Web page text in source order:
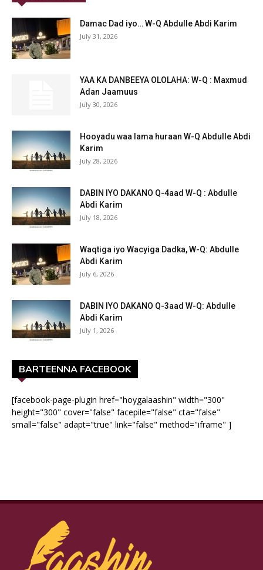
Damac Dad iyo… W-Q Abdulle Abdi Karim
July 31, 2026
YAA KA DANBEEYA OLOLAHA: W-Q : Maxmud
Adan Jaamuus
July 30, 2026
Hooyadu waa lama huraan W-Q Abdulle Abdi
Karim
July 28, 2026
DABIN IYO DAKANO Q-4aad W-Q : Abdulle
Abdi Karim
July 18, 2026
Waqtiga iyo Wacyiga Dadka, W-Q: Abdulle
Abdi Karim
July 6, 2026
DABIN IYO DAKANO Q-3aad W-Q: Abdulle
Abdi Karim
July 1, 2026
BARTEENNA FACEBOOK
[facebook-page-plugin href="hoygalaashin" width="300"
height="300" cover="false" facepile="false" cta="false"
small="false" adapt="true" link="false" method="iframe" ]